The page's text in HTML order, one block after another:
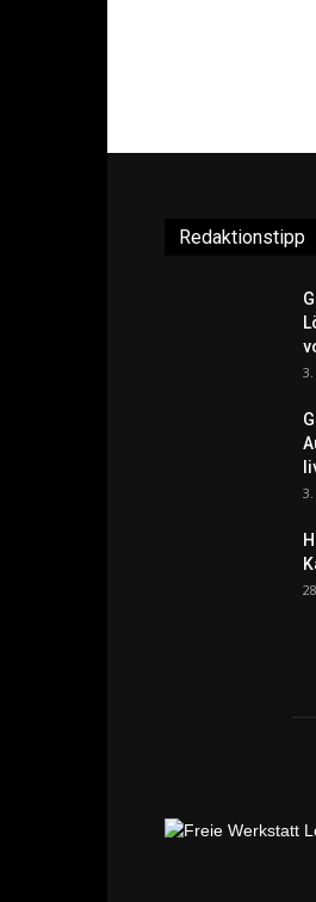
Redaktionstipp